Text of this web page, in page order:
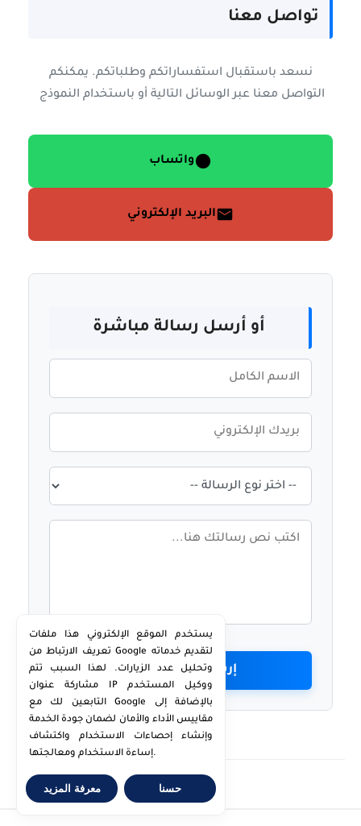
تواصل معنا
نسعد باستقبال استفساراتكم وطلباتكم. يمكنكم
التواصل معنا عبر الوسائل التالية أو باستخدام النموذج
واتساب
البريد الإلكتروني
أو أرسل رسالة مباشرة
إرسال عبر واتساب
يستخدم الموقع الإلكتروني هذا ملفات
تعريف الارتباط من Google لتقديم خدماته
وتحليل عدد الزيارات. لهذا السبب تتم
مشاركة عنوان IP ووكيل المستخدم
التابعين لك مع Google بالإضافة إلى
مقاييس الأداء والأمان لضمان جودة الخدمة
وإنشاء إحصاءات الاستخدام واكتشاف
إساءة الاستخدام ومعالجتها.
معرفة المزيد حسنا